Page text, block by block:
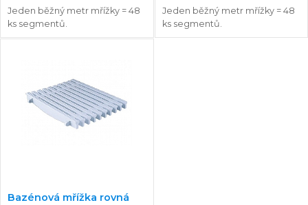
Jeden běžný metr mřížky = 48
ks segmentů.
Jeden běžný metr mřížky = 48
ks segmentů.
Bazénová mřížka rovná